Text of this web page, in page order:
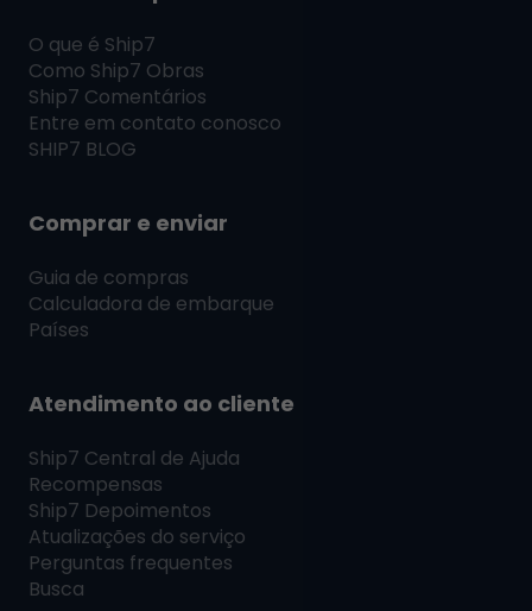
O que é Ship7
Como Ship7 Obras
Ship7 Comentários
Entre em contato conosco
SHIP7 BLOG
Comprar e enviar
Guia de compras
Calculadora de embarque
Países
Atendimento ao cliente
Ship7 Central de Ajuda
Recompensas
Ship7 Depoimentos
Atualizações do serviço
Perguntas frequentes
Busca